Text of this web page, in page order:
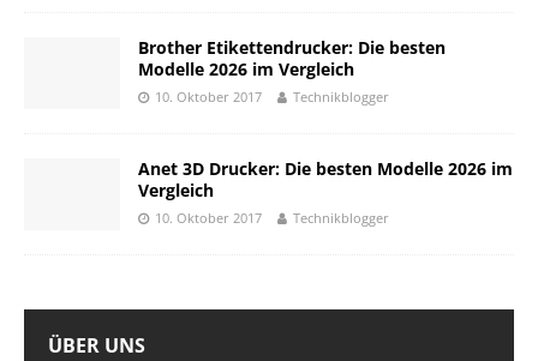
Brother Etikettendrucker: Die besten
Modelle 2026 im Vergleich
10. Oktober 2017 Technikblogger
Anet 3D Drucker: Die besten Modelle 2026 im
Vergleich
10. Oktober 2017 Technikblogger
ÜBER UNS